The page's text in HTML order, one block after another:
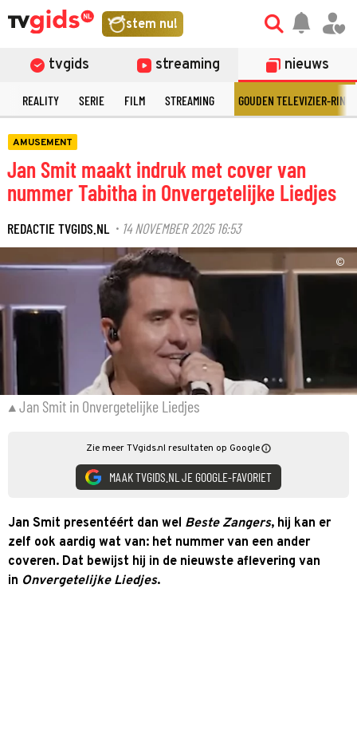
stem nu!
tvgids streaming nieuws
REALITY SERIE FILM STREAMING GOUDEN TELEVIZIER-RING
AMUSEMENT
Jan Smit maakt indruk met cover van
nummer Tabitha in Onvergetelijke Liedjes
REDACTIE TVGIDS.NL· 14 NOVEMBER 2025 16:53
©
Jan Smit in Onvergetelijke Liedjes
Zie meer TVgids.nl resultaten op Google
MAAK TVGIDS.NL JE GOOGLE-FAVORIET
Jan Smit presentéért dan wel Beste Zangers, hij kan er
zelf ook aardig wat van: het nummer van een ander
coveren. Dat bewijst hij in de nieuwste aflevering van
in Onvergetelijke Liedjes.